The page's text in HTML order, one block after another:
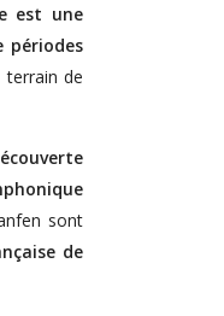
est une
périodes
de
sont
de